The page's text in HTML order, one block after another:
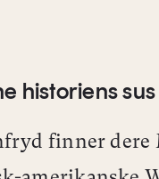
historiens
finner dere